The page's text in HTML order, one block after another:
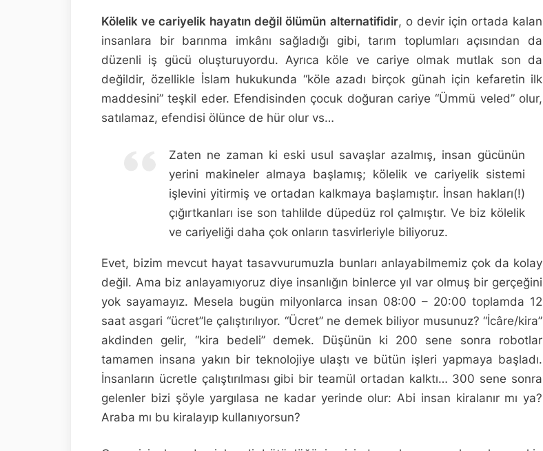
Kölelik ve cariyelik hayatın değil ölümün alternatifidir, o devir için ortada kalan
insanlara bir barınma imkânı sağladığı gibi, tarım toplumları açısından da
düzenli iş gücü oluşturuyordu. Ayrıca köle ve cariye olmak mutlak son da
değildir, özellikle İslam hukukunda “köle azadı birçok günah için kefaretin ilk
maddesini” teşkil eder. Efendisinden çocuk doğuran cariye “Ümmü veled” olur,
satılamaz, efendisi ölünce de hür olur vs…
Zaten ne zaman ki eski usul savaşlar azalmış, insan gücünün
yerini makineler almaya başlamış; kölelik ve cariyelik sistemi
işlevini yitirmiş ve ortadan kalkmaya başlamıştır. İnsan hakları(!)
çığırtkanları ise son tahlilde düpedüz rol çalmıştır. Ve biz kölelik
ve cariyeliği daha çok onların tasvirleriyle biliyoruz.
Evet, bizim mevcut hayat tasavvurumuzla bunları anlayabilmemiz çok da kolay
değil. Ama biz anlayamıyoruz diye insanlığın binlerce yıl var olmuş bir gerçeğini
yok sayamayız. Mesela bugün milyonlarca insan 08:00 – 20:00 toplamda 12
saat asgari “ücret”le çalıştırılıyor. “Ücret” ne demek biliyor musunuz? “İcâre/kira”
akdinden gelir, “kira bedeli” demek. Düşünün ki 200 sene sonra robotlar
tamamen insana yakın bir teknolojiye ulaştı ve bütün işleri yapmaya başladı.
İnsanların ücretle çalıştırılması gibi bir teamül ortadan kalktı… 300 sene sonra
gelenler bizi şöyle yargılasa ne kadar yerinde olur: Abi insan kiralanır mı ya?
Araba mı bu kiralayıp kullanıyorsun?